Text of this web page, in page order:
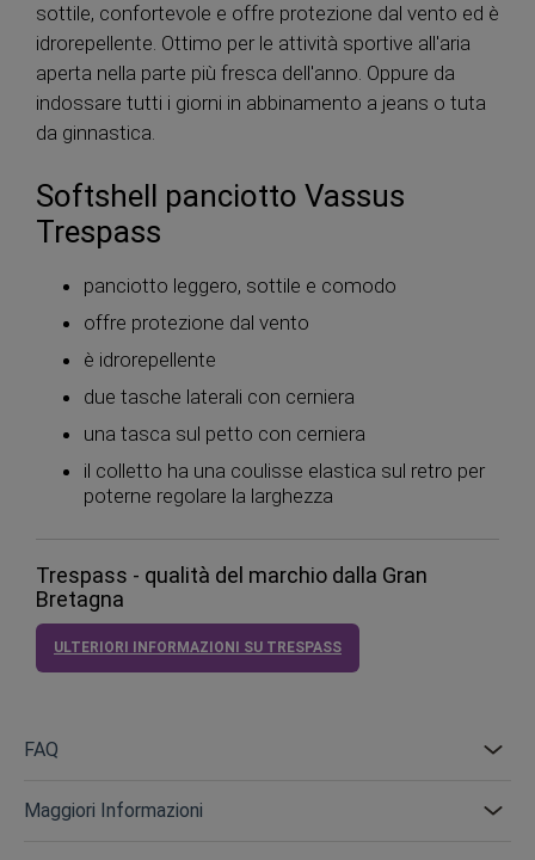
sottile, confortevole e offre protezione dal vento ed è
idrorepellente. Ottimo per le attività sportive all'aria
aperta nella parte più fresca dell'anno. Oppure da
indossare tutti i giorni in abbinamento a jeans o tuta
da ginnastica.
Softshell panciotto Vassus
Trespass
panciotto leggero, sottile e comodo
offre protezione dal vento
è idrorepellente
due tasche laterali con cerniera
una tasca sul petto con cerniera
il colletto ha una coulisse elastica sul retro per
poterne regolare la larghezza
Trespass - qualità del marchio dalla Gran
Bretagna
ULTERIORI INFORMAZIONI SU TRESPASS
FAQ
Maggiori Informazioni